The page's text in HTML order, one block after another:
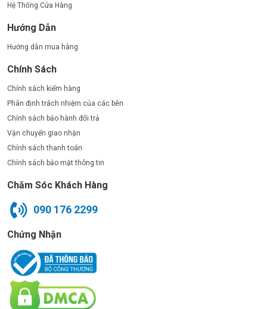
Hệ Thống Cửa Hàng
Hướng Dẫn
Hướng dẫn mua hàng
Chính Sách
Chính sách kiểm hàng
Phân định trách nhiệm của các bên
Chính sách bảo hành đổi trả
Vận chuyển giao nhận
Chính sách thanh toán
Chính sách bảo mật thông tin
Chăm Sóc Khách Hàng
090 176 2299
Chứng Nhận